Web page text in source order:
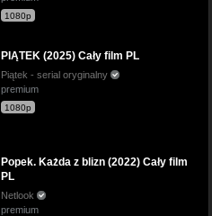
1080p
PIĄTEK (2025) Cały film PL
Piątek - serial oryginalny
premium
1080p
Popek. Każda z blizn (2022) Cały film
PL
Netlook
premium